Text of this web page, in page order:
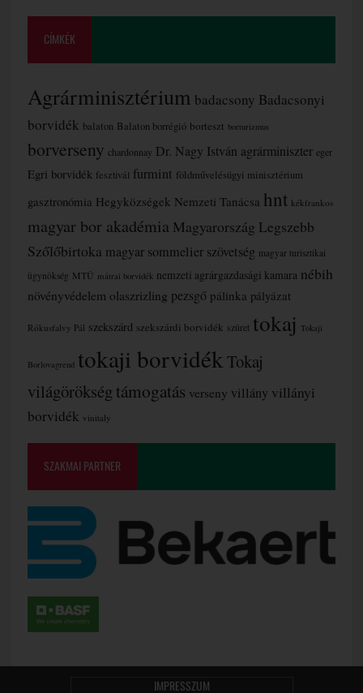
CÍMKÉK
Agrárminisztérium badacsony Badacsonyi
borvidék balaton Balaton borrégió borteszt borturizmus
borverseny chardonnay Dr. Nagy István agrárminiszter eger
Egri borvidék fesztivál furmint földművelésügyi minisztérium
gasztronómia Hegyközségek Nemzeti Tanácsa hnt kékfrankos
magyar bor akadémia Magyarország Legszebb
Szőlőbirtoka magyar sommelier szövetség magyar turisztikai
ügynökség MTÜ mátrai borvidék nemzeti agrárgazdasági kamara nébih
növényvédelem olaszrizling pezsgő pálinka pályázat
Rókusfalvy Pál szekszárd szekszárdi borvidék szüret tokaj Tokaji
Borlovagrend tokaji borvidékTokaj
világörökségtámogatás verseny villány villányi
borvidék vinitaly
SZAKMAI PARTNER
IMPRESSZUM